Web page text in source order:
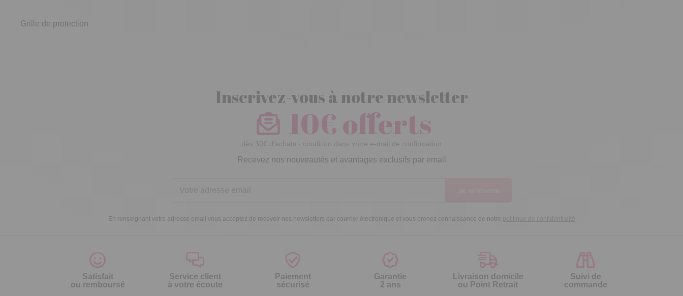
Grille de protection
Inscrivez-vous à notre newsletter
10€ offerts
dès 30€ d’achats - condition dans votre e-mail de confirmation
Recevez nos nouveautés et avantages exclusifs par email
En renseignant votre adresse email vous acceptez de recevoir nos newsletters par courrier électronique et vous prenez connaissance de notre politique de confidentialité
Satisfait
ou remboursé
Service client
à votre écoute
Paiement
sécurisé
Garantie
2 ans
Livraison domicile
ou Point Retrait
Suivi de
commande